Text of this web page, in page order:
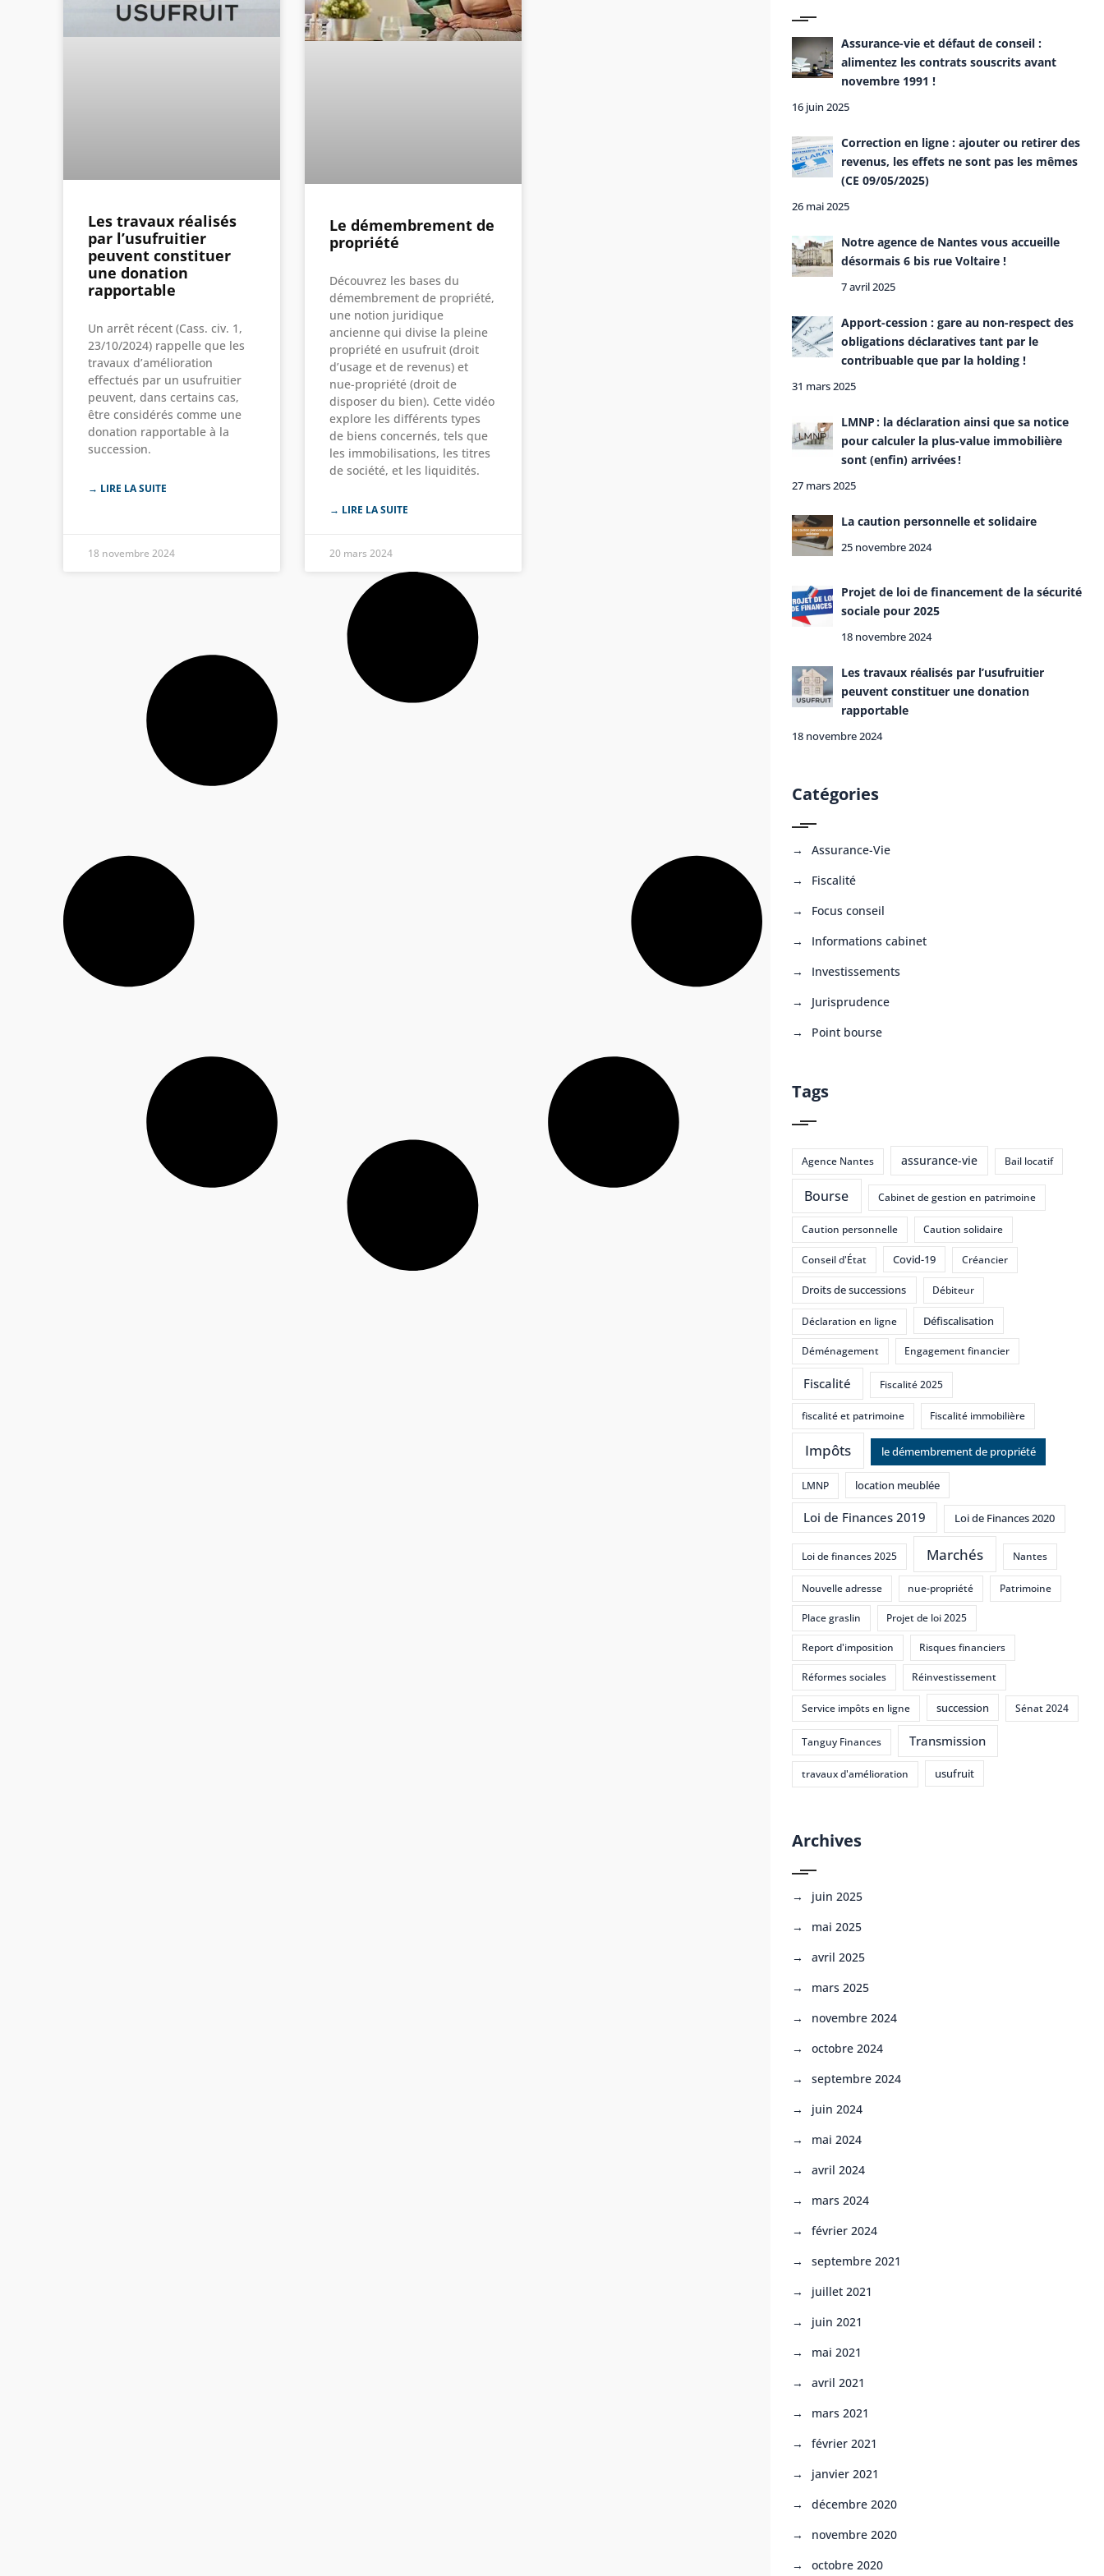
Les travaux réalisés
par l’usufruitier
peuvent constituer
une donation
rapportable
Un arrêt récent (Cass. civ. 1,
23/10/2024) rappelle que les
travaux d’amélioration
effectués par un usufruitier
peuvent, dans certains cas,
être considérés comme une
donation rapportable à la
succession.
→ LIRE LA SUITE
18 novembre 2024
Le démembrement de
propriété
Découvrez les bases du
démembrement de propriété,
une notion juridique
ancienne qui divise la pleine
propriété en usufruit (droit
d’usage et de revenus) et
nue-propriété (droit de
disposer du bien). Cette vidéo
explore les différents types
de biens concernés, tels que
les immobilisations, les titres
de société, et les liquidités.
→ LIRE LA SUITE
20 mars 2024
Assurance-vie et défaut de conseil :
alimentez les contrats souscrits avant
novembre 1991 !
16 juin 2025
Correction en ligne : ajouter ou retirer des
revenus, les effets ne sont pas les mêmes
(CE 09/05/2025)
26 mai 2025
Notre agence de Nantes vous accueille
désormais 6 bis rue Voltaire !
7 avril 2025
Apport-cession : gare au non-respect des
obligations déclaratives tant par le
contribuable que par la holding !
31 mars 2025
LMNP : la déclaration ainsi que sa notice
pour calculer la plus-value immobilière
sont (enfin) arrivées !
27 mars 2025
La caution personnelle et solidaire
25 novembre 2024
Projet de loi de financement de la sécurité
sociale pour 2025
18 novembre 2024
Les travaux réalisés par l’usufruitier
peuvent constituer une donation
rapportable
18 novembre 2024
Catégories
Assurance-Vie
Fiscalité
Focus conseil
Informations cabinet
Investissements
Jurisprudence
Point bourse
Tags
Agence Nantes assurance-vie Bail locatif
Bourse Cabinet de gestion en patrimoine
Caution personnelle Caution solidaire
Conseil d'État Covid-19 Créancier
Droits de successions Débiteur
Déclaration en ligne Défiscalisation
Déménagement Engagement financier
Fiscalité Fiscalité 2025
fiscalité et patrimoine Fiscalité immobilière
Impôts le démembrement de propriété
LMNP location meublée
Loi de Finances 2019 Loi de Finances 2020
Loi de finances 2025 Marchés Nantes
Nouvelle adresse nue-propriété Patrimoine
Place graslin Projet de loi 2025
Report d'imposition Risques financiers
Réformes sociales Réinvestissement
Service impôts en ligne succession Sénat 2024
Tanguy Finances Transmission
travaux d'amélioration usufruit
Archives
juin 2025
mai 2025
avril 2025
mars 2025
novembre 2024
octobre 2024
septembre 2024
juin 2024
mai 2024
avril 2024
mars 2024
février 2024
septembre 2021
juillet 2021
juin 2021
mai 2021
avril 2021
mars 2021
février 2021
janvier 2021
décembre 2020
novembre 2020
octobre 2020